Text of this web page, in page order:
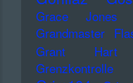
Grace Jones
Grandmaster
Grant Hart
Grenzkontrolle